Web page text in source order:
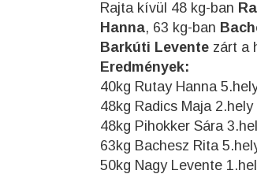
Rajta kívül 48 kg-ban
Hanna, 63 kg-ban
Barkúti Levente zárt a
Eredmények:
40kg Rutay Hanna
48kg Radics Maja 2.hely
48kg Pihokker Sára
63kg Bachesz Rita
50kg Nagy Levente